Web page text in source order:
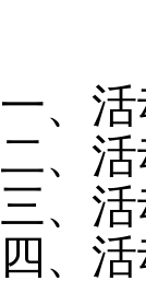
一、活
二、活
三、活
四、